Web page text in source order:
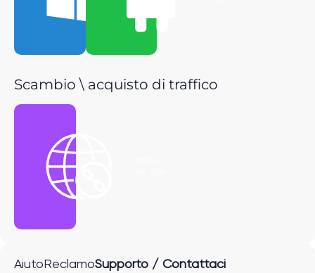
Scambio \ acquisto di traffico
Aiuto ReclamoSupporto / Contattaci